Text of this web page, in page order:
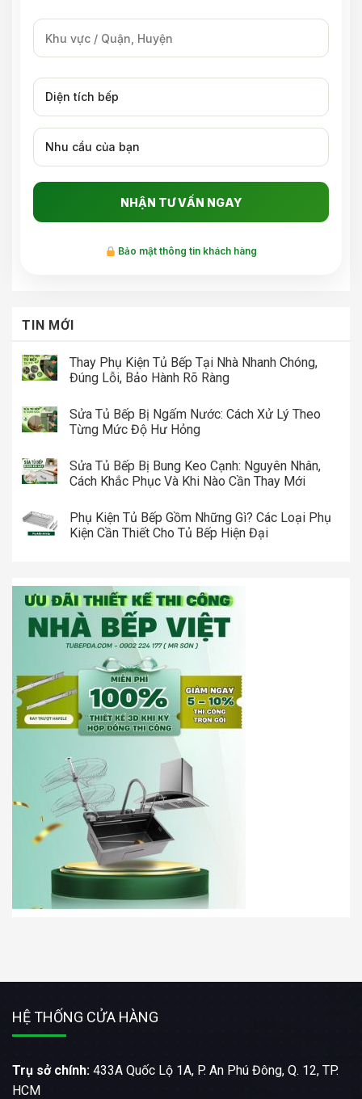
Bảo mật thông tin khách hàng
TIN MỚI
Thay Phụ Kiện Tủ Bếp Tại Nhà Nhanh Chóng,
Đúng Lỗi, Bảo Hành Rõ Ràng
Sửa Tủ Bếp Bị Ngấm Nước: Cách Xử Lý Theo
Từng Mức Độ Hư Hỏng
Sửa Tủ Bếp Bị Bung Keo Cạnh: Nguyên Nhân,
Cách Khắc Phục Và Khi Nào Cần Thay Mới
Phụ Kiện Tủ Bếp Gồm Những Gì? Các Loại Phụ
Kiện Cần Thiết Cho Tủ Bếp Hiện Đại
HỆ THỐNG CỬA HÀNG
Trụ sở chính: 433A Quốc Lộ 1A, P. An Phú Đông, Q. 12, TP.
HCM